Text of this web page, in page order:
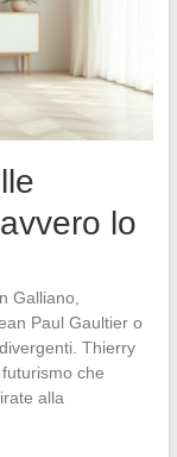
lo
Galliano,
Paul Gaultier o
Thierry
che
alla